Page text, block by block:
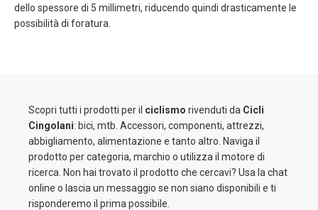
dello spessore di 5 millimetri, riducendo quindi drasticamente le
possibilità di foratura.
Scopri tutti i prodotti per il ciclismo rivenduti da Cicli
Cingolani: bici, mtb. Accessori, componenti, attrezzi,
abbigliamento, alimentazione e tanto altro. Naviga il
prodotto per categoria, marchio o utilizza il motore di
ricerca. Non hai trovato il prodotto che cercavi? Usa la chat
online o lascia un messaggio se non siano disponibili e ti
risponderemo il prima possibile.